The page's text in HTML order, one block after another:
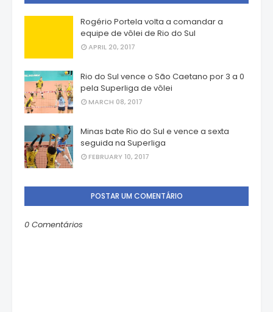
Rogério Portela volta a comandar a
equipe de vôlei de Rio do Sul
APRIL 20, 2017
Rio do Sul vence o São Caetano por 3 a 0
pela Superliga de vôlei
MARCH 08, 2017
Minas bate Rio do Sul e vence a sexta
seguida na Superliga
FEBRUARY 10, 2017
POSTAR UM COMENTÁRIO
0 Comentários